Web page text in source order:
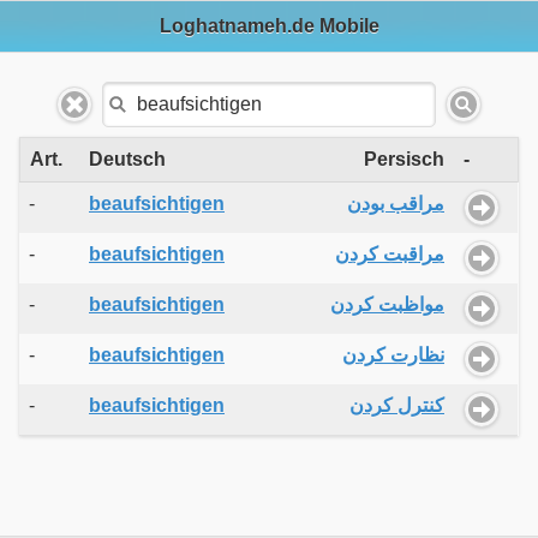
Loghatnameh.de Mobile
Art. Deutsch Persisch -
- beaufsichtigen مراقب بودن
- beaufsichtigen مراقبت کردن
- beaufsichtigen مواظبت کردن
- beaufsichtigen نظارت کردن
- beaufsichtigen کنترل کردن